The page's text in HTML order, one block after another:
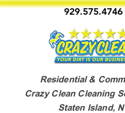
929.575.4746
Residential &
Crazy Clean Cleaning
Staten Island,